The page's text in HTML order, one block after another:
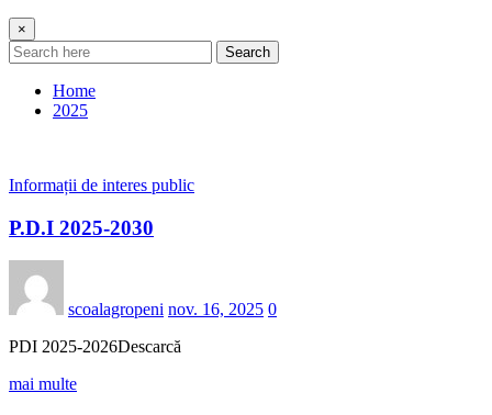
×
Search
Home
2025
Informații de interes public
P.D.I 2025-2030
scoalagropeni nov. 16, 2025 0
PDI 2025-2026Descarcă
mai multe